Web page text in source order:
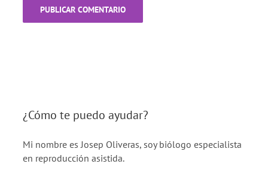
¿Cómo te puedo ayudar?
Mi nombre es Josep Oliveras, soy biólogo especialista
en reproducción asistida.